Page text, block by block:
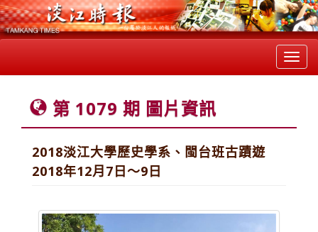
第 1079 期 圖片資訊
2018淡江大學歷史學系、閩台班古蹟遊
2018年12月7日～9日